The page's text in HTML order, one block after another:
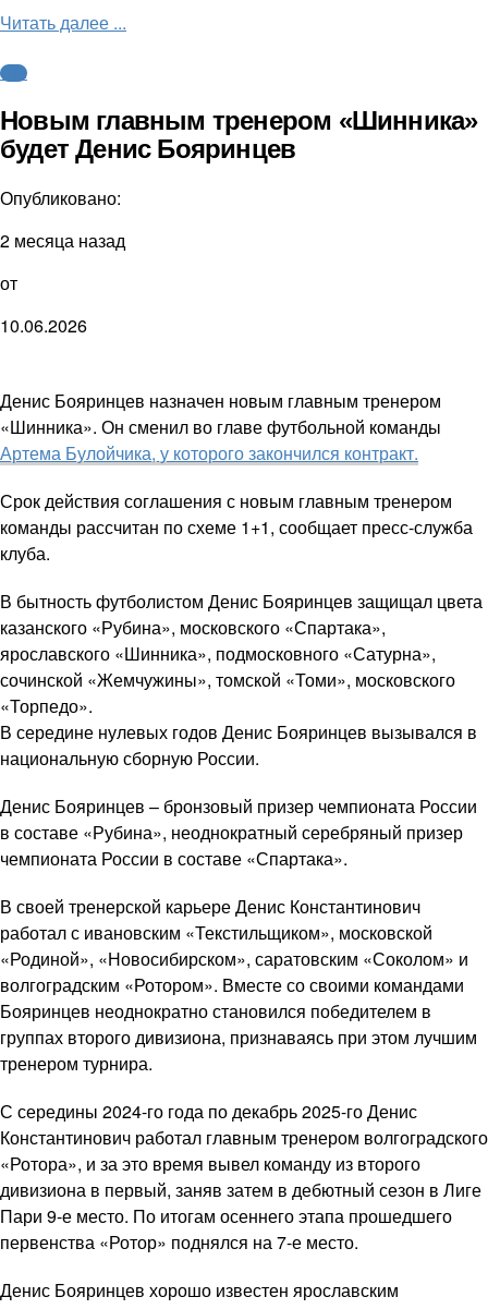
Читать далее ...
ФНЛ
Новым главным тренером «Шинника»
будет Денис Бояринцев
Опубликовано:
2 месяца назад
от
10.06.2026
Денис Бояринцев назначен новым главным тренером
«Шинника». Он сменил во главе футбольной команды
Артема Булойчика, у которого закончился контракт.
Срок действия соглашения с новым главным тренером
команды рассчитан по схеме 1+1, сообщает пресс-служба
клуба.
В бытность футболистом Денис Бояринцев защищал цвета
казанского «Рубина», московского «Спартака»,
ярославского «Шинника», подмосковного «Сатурна»,
сочинской «Жемчужины», томской «Томи», московского
«Торпедо».
В середине нулевых годов Денис Бояринцев вызывался в
национальную сборную России.
Денис Бояринцев – бронзовый призер чемпионата России
в составе «Рубина», неоднократный серебряный призер
чемпионата России в составе «Спартака».
В своей тренерской карьере Денис Константинович
работал с ивановским «Текстильщиком», московской
«Родиной», «Новосибирском», саратовским «Соколом» и
волгоградским «Ротором». Вместе со своими командами
Бояринцев неоднократно становился победителем в
группах второго дивизиона, признаваясь при этом лучшим
тренером турнира.
С середины 2024-го года по декабрь 2025-го Денис
Константинович работал главным тренером волгоградского
«Ротора», и за это время вывел команду из второго
дивизиона в первый, заняв затем в дебютный сезон в Лиге
Пари 9-е место. По итогам осеннего этапа прошедшего
первенства «Ротор» поднялся на 7-е место.
Денис Бояринцев хорошо известен ярославским